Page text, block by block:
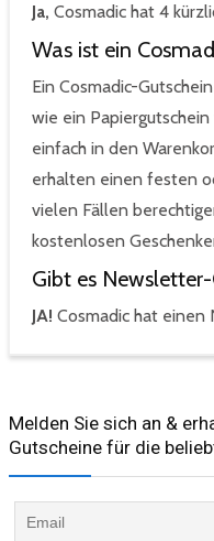
Ja, Cosmadic hat 4
Was ist ein
Ein Cosmadic-
wie ein
einfach in den
erhalten einen festen
vielen Fällen
kostenlosen
Gibt es
JA! Cosmadic hat
Melden Sie sich an &
Gutscheine für die